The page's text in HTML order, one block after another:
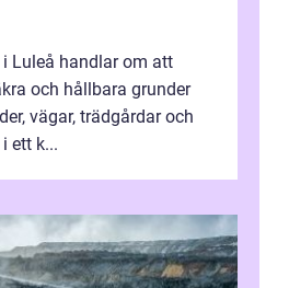
Luleå handlar om att
och hållbara grunder
vägar, trädgårdar och
ett k...